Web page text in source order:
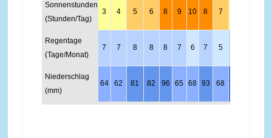
Sonnenstunden
(Stunden/Tag)
3 4 5 6 8 9 10 8 7
Regentage
(Tage/Monat)
7 7 8 8 8 7 6 7 5
Niederschlag
(mm)
64 62 81 82 96 65 68 93 68 100